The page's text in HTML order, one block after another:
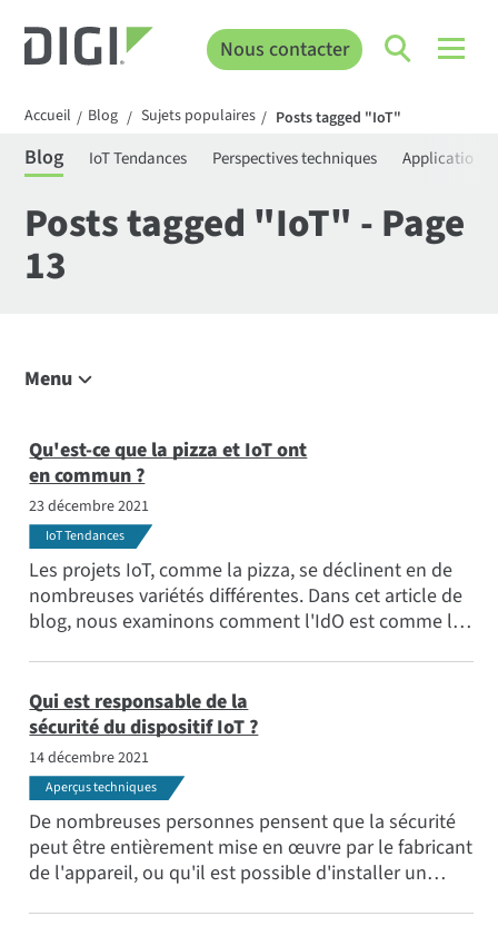
Nous contacter
Accueil / Blog / Sujets populaires / Posts tagged "IoT"
Blog IoT Tendances Perspectives techniques Applications
Posts tagged "IoT" - Page
13
Menu
IoT Tendances
Aperçus techniques
Applications
Sujets populaires
Rencontrez l'équipe
S'abonner
Qu'est-ce que la pizza et IoT ont
en commun ?
23 décembre 2021
IoT Tendances
Les projets IoT, comme la pizza, se déclinent en de
nombreuses variétés différentes. Dans cet article de
blog, nous examinons comment l'IdO est comme la
construire un projet IoT peut être "ça dépend". Et
cela pourrait aussi vous donner faim.
Qui est responsable de la
sécurité du dispositif IoT ?
14 décembre 2021
Aperçus techniques
De nombreuses personnes pensent que la sécurité
peut être entièrement mise en œuvre par le fabricant
de l'appareil, ou qu'il est possible d'installer un